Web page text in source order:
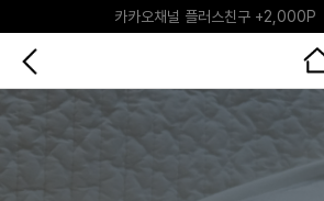
카카오채널 플러스친구 +2,000P
포레포레 앱 다운로드 +3,000P